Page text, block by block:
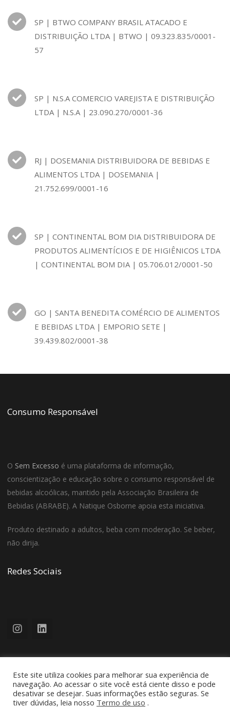
SP | BTWO COMPANY BRASIL ATACADO E
DISTRIBUIÇÃO LTDA | BTWO | 09.323.835/0001-
57
SP | N.S.A COMERCIO VAREJISTA E DISTRIBUIÇÃO
LTDA | N.S.A | 23.090.270/0001-36
RJ | DOSEMANIA DISTRIBUIDORA DE BEBIDAS E
ALIMENTOS LTDA | DOSEMANIA |
21.752.699/0001-16
SP | CONTINENTAL BOM DIA DISTRIBUIDORA DE
PRODUTOS ALIMENTÍCIOS E DE HIGIÊNICOS LTDA
| CONTINENTAL BOM DIA | 05.706.012/0001-50
GO | SANTA BENEDITA COMÉRCIO DE ALIMENTOS
E BEBIDAS LTDA | EMPORIO SETE |
39.439.802/0001-38
Consumo Responsável
O Sem Excesso é uma plataforma de informação,
conscientização e educação sobre o consumo responsável de
bebidas alcoólicas, mantido pela Associação Brasileira de
Bebidas (ABRABE). A Natique Osborne apoia esta iniciativa.
Produto destinado a adultos, beba com moderação. Se beber,
não dirija.
Redes Sociais
Este site utiliza cookies para melhorar sua experiência de
navegação. Ao acessar o site você está ciente disso e pode
desativar se desejar. Suas informações estão seguras. Se
tiver dúvidas, leia nosso Termo de uso .